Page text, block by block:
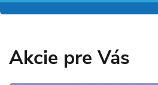
Akcie pre Vás